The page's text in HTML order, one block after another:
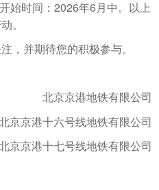
始时间： 2026年6月中。
以上
。
，并期待您的积极参与。
北京京港地铁有限公司
京京港十六号线地铁有限公司
京京港十七号线地铁有限公司